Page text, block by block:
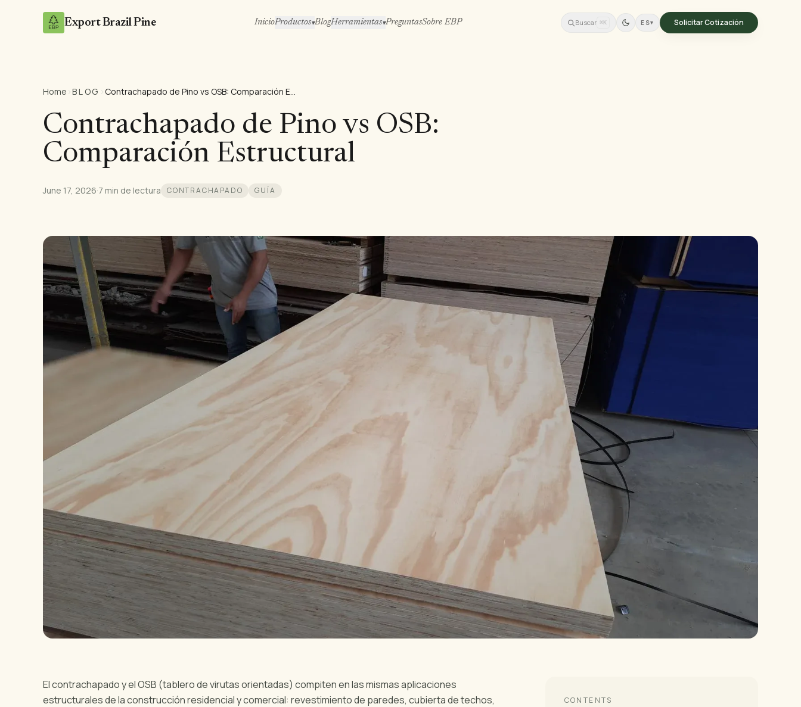
Export Brazil Pine InicioProductos▾BlogHerramientas▾PreguntasSobre EBP Buscar ⌘K ES▾ Solicitar Cotización
Home ›BLOG › Contrachapado de Pino vs OSB: Comparación Estructural
Contrachapado de Pino vs OSB:
Comparación Estructural
June 17, 2026·7 min de lectura CONTRACHAPADO GUÍA
El contrachapado y el OSB (tablero de virutas orientadas) compiten en las mismas aplicaciones
estructurales de la construcción residencial y comercial: revestimiento de paredes, cubierta de techos,
CONTENTS